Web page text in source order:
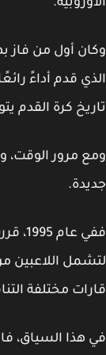
أول من فاز بها
قدم أداءً
كرة القدم يتوج
مرور الوقت،
ففي عام
اللاعبين من
مختلفة
السياق، فاز